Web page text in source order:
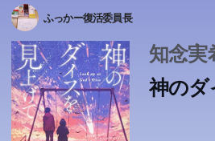
うな物語は、刊行後六十年以上た
なの心をつかんで離さない。最も
さまを、優しい日本語でよみがえ
ふっかー復活委員長
知念実
神のダ
にかく犯人を見つけ出し、自分の
そして“あるもの”を手に入れるため
ばれる異端児・四元美咲に接触す
圭子を殺したのは、圭子の恋人だ
が誰なのかわからない。犯人を追
っていた天文学同好会、そしてダ